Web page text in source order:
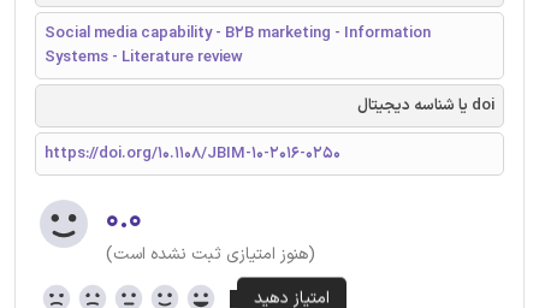
Social media capability - B2B marketing - Information
Systems - Literature review
doi یا شناسه دیجیتال
https://doi.org/10.1108/JBIM-10-2016-0250
۰.۰
(هنوز امتیازی ثبت نشده است)